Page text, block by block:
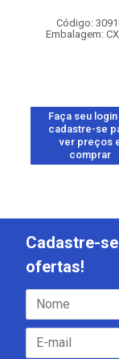
Código:
Embalagem:
Faça seu
cadastre-se
ver preços
comprar
Cadastre-
ofertas!